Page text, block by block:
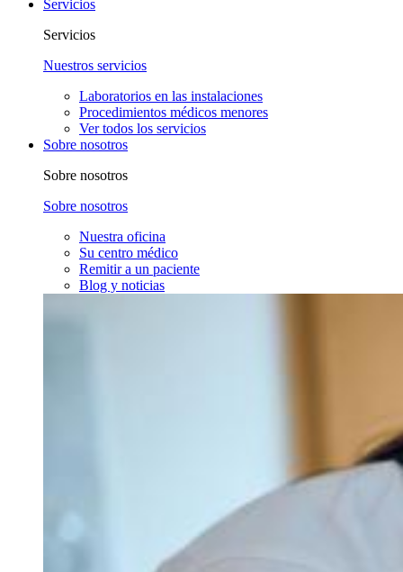
Servicios
Servicios
Nuestros servicios
Laboratorios en las instalaciones
Procedimientos médicos menores
Ver todos los servicios
Sobre nosotros
Sobre nosotros
Sobre nosotros
Nuestra oficina
Su centro médico
Remitir a un paciente
Blog y noticias